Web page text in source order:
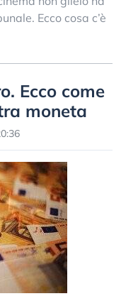
Ecco cosa c’è
Ecco come
moneta